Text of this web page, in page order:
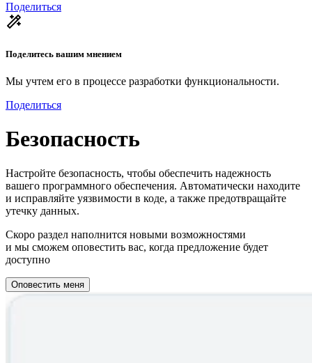
Поделиться
Поделитесь вашим мнением
Мы учтем его в процессе разработки функциональности.
Поделиться
Безопасность
Настройте безопасность, чтобы обеспечить надежность
вашего программного обеспечения. Автоматически находите
и исправляйте уязвимости в коде, а также предотвращайте
утечку данных.
Скоро раздел наполнится новыми возможностями
и мы сможем оповестить вас, когда предложение будет
доступно
Оповестить меня